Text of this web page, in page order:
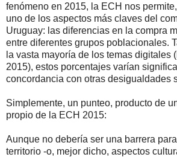
fenómeno en 2015, la ECH nos
uno de los aspectos más claves del
Uruguay: las diferencias en la compra
entre diferentes grupos poblacionales.
la vasta mayoría de los temas digitales
2015), estos porcentajes varían
concordancia con otras desigualdades
Simplemente, un punteo, producto de
propio de la ECH 2015:
Aunque no debería ser una barrera
territorio -o, mejor dicho, aspectos